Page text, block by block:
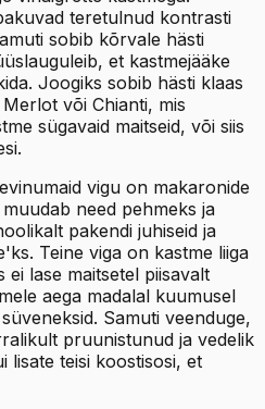
teretulnud kontrasti
sobib kõrvale hästi
et kastmejääke
Joogiks sobib hästi klaas
või Chianti, mis
sügavaid maitseid, või siis
vigu on makaronide
need pehmeks ja
pakendi juhiseid ja
Teine viga on kastme liiga
ei lase maitsetel piisavalt
aega madalal kuumusel
Samuti veenduge,
pruunistunud ja vedelik
lisate teisi koostisosi, et